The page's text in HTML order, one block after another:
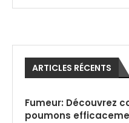
ARTICLES RÉCENTS
Fumeur: Découvrez
poumons